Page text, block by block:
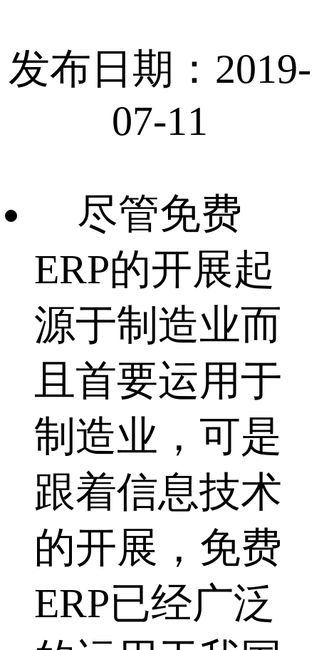
发布日期：2019-
07-11
尽管免费
ERP的开展起
源于制造业而
且首要运用于
制造业，可是
跟着信息技术
的开展，免费
ERP已经广泛